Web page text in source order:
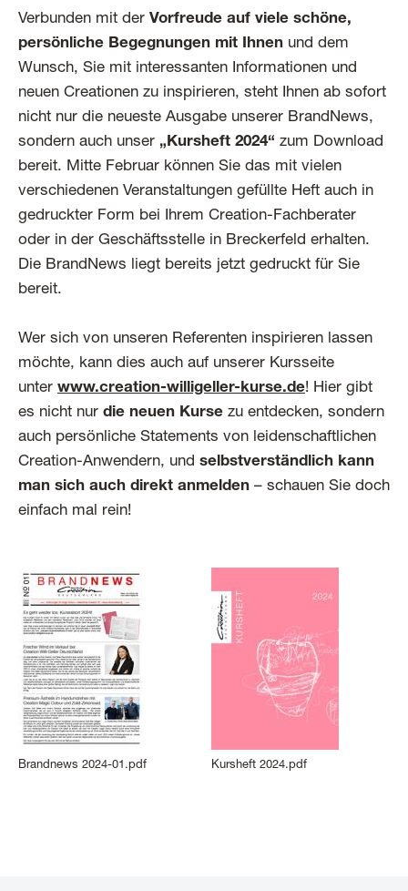
Verbunden mit der Vorfreude auf viele schöne,
persönliche Begegnungen mit Ihnen und dem
Wunsch, Sie mit interessanten Informationen und
neuen Creationen zu inspirieren, steht Ihnen ab sofort
nicht nur die neueste Ausgabe unserer BrandNews,
sondern auch unser „Kursheft 2024“ zum Download
bereit. Mitte Februar können Sie das mit vielen
verschiedenen Veranstaltungen gefüllte Heft auch in
gedruckter Form bei Ihrem Creation-Fachberater
oder in der Geschäftsstelle in Breckerfeld erhalten.
Die BrandNews liegt bereits jetzt gedruckt für Sie
bereit.
Wer sich von unseren Referenten inspirieren lassen
möchte, kann dies auch auf unserer Kursseite
unter www.creation-willigeller-kurse.de! Hier gibt
es nicht nur die neuen Kurse zu entdecken, sondern
auch persönliche Statements von leidenschaftlichen
Creation-Anwendern, und selbstverständlich kann
man sich auch direkt anmelden – schauen Sie doch
einfach mal rein!
Brandnews 2024-01.pdf Kursheft 2024.pdf